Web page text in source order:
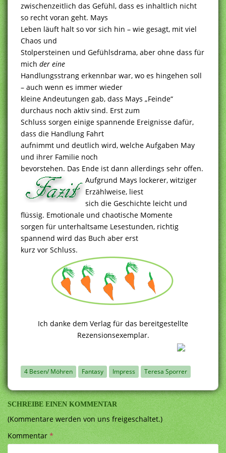
zwischenzeitlich das Gefühl, dass es inhaltlich nicht
so recht voran geht. Mays
Leben läuft halt so vor sich hin – wie gesagt, mit viel
Chaos und
Stolpersteinen und Gefühlsdrama, aber ohne dass für
mich der eine
Handlungsstrang erkennbar war, wo es hingehen soll
– auch wenn es immer wieder
kleine Andeutungen gab, dass Mays „Feinde“
durchaus noch aktiv sind. Erst zum
Schluss sorgen einige spannende Ereignisse dafür,
dass die Handlung Fahrt
aufnimmt und deutlich wird, welche Aufgaben May
und ihrer Familie noch
bevorstehen. Das Ende ist dann allerdings sehr offen.
Aufgrund Mays lockerer, witziger
Erzählweise, liest
sich die Geschichte leicht und
flüssig. Emotionale und chaotische Momente
sorgen für unterhaltsame Lesestunden, richtig
spannend wird das Buch aber erst
kurz vor Schluss.
Ich danke dem Verlag für das bereitgestellte
Rezensionsexemplar.
4 Besen/ Möhren Fantasy Impress Teresa Sporrer
SCHREIBE EINEN KOMMENTAR
(Kommentare werden von uns freigeschaltet.)
Kommentar*